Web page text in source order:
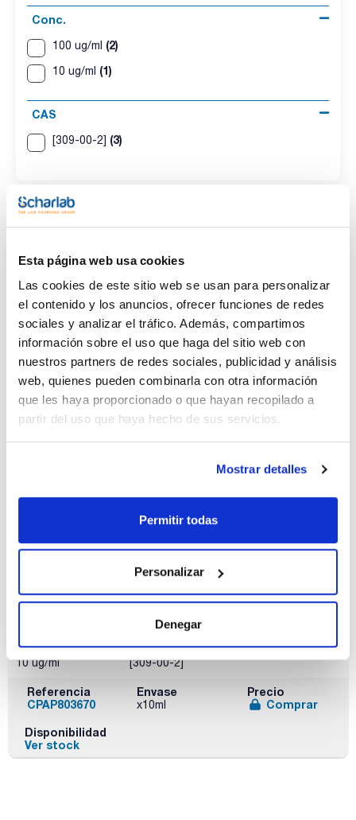
Esta página web usa cookies
Las cookies de este sitio web se usan para personalizar
el contenido y los anuncios, ofrecer funciones de redes
sociales y analizar el tráfico. Además, compartimos
información sobre el uso que haga del sitio web con
nuestros partners de redes sociales, publicidad y análisis
web, quienes pueden combinarla con otra información
que les haya proporcionado o que hayan recopilado a
partir del uso que haya hecho de sus servicios.
Mostrar detalles
Permitir todas
Personalizar
Denegar
Conc.
100 ug/ml (2)
10 ug/ml (1)
CAS
[309-00-2] (3)
Disolvente Envase Volumen
Conc.
100 ug/ml
CAS
[309-00-2]
Referencia
CPAP803660
Envase
x1ml
Precio
Comprar
Disponibilidad
Ver stock
Disolvente
Methanol
Envase
Ampoule
Volumen
Referencia
Envase
x1ml
Precio
Disponibilidad
Ver stock
Disolvente Envase
Ampoule
Volumen
Conc.
10 ug/ml
CAS
[309-00-2]
Referencia
CPAP803670
Envase
x10ml
Precio
Comprar
Disponibilidad
Ver stock